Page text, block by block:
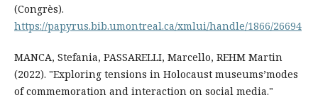
(Congrès).
https://papyrus.bib.umontreal.ca/xmlui/handle/1866/26694
MANCA, Stefania, PASSARELLI, Marcello, REHM Martin
(2022). "Exploring tensions in Holocaust museums’modes
of commemoration and interaction on social media."